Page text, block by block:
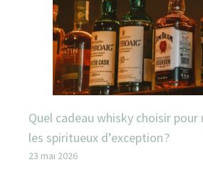
Quel cadeau whisky choisir pour
les spiritueux d’exception ?
23 mai 2026